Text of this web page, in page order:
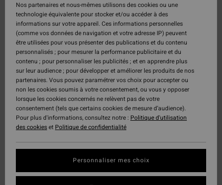
Nos partenaires et nous-mêmes utilisons des cookies ou une
technologie équivalente pour stocker et/ou accéder à des
informations sur votre appareil. Ces informations personnelles
(comme vos données de navigation et votre adresse IP) peuvent
être utilisées pour vous présenter des publications et du contenu
personnalisés ; pour mesurer la performance publicitaire et du
contenu ; pour personnaliser les publicités ; et en apprendre plus
sur leur audience ; pour développer et améliorer les produits de nos
partenaires. Vous pouvez paramétrer vos choix pour accepter ou
non les cookies soumis à votre consentement, ou vous y opposer
lorsque les cookies concernés ne relèvent pas de votre
consentement (tels que certains cookies de mesure d’audience).
Pour plus d'informations, consultez notre : Politique d'utilisation
des cookieset Politique de confidentialité
Personnaliser mes choix